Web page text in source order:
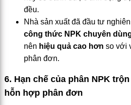
đều.
Nhà sản xuất đã đầu tư
công thức NPK chuyên
nên hiệu quả cao hơn so với
phân đơn.
6. Hạn chế của phân NPK
hỗn hợp phân đơn